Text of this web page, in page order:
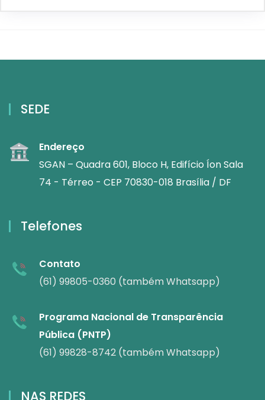
SEDE
Endereço
SGAN – Quadra 601, Bloco H, Edifício Íon Sala
74 - Térreo - CEP 70830-018 Brasília / DF
Telefones
Contato
(61) 99805-0360 (também Whatsapp)
Programa Nacional de Transparência
Pública (PNTP)
(61) 99828-8742 (também Whatsapp)
NAS REDES